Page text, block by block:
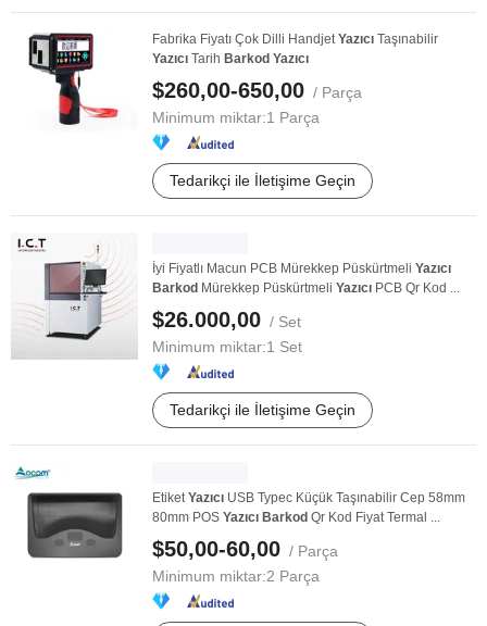
Fabrika Fiyatı Çok Dilli HandjetYazıcı Taşınabilir
Yazıcı Tarih Barkod Yazıcı
$260,00-650,00 / Parça
Minimum miktar:1 Parça
Tedarikçi ile İletişime Geçin
İyi Fiyatlı Macun PCB Mürekkep Püskürtmeli Yazıcı
Barkod Mürekkep Püskürtmeli Yazıcı PCB Qr Kod ...
$26.000,00 / Set
Minimum miktar:1 Set
Tedarikçi ile İletişime Geçin
EtiketYazıcı USB Typec Küçük Taşınabilir Cep 58mm
80mm POS Yazıcı Barkod Qr Kod Fiyat Termal ...
$50,00-60,00 / Parça
Minimum miktar:2 Parça